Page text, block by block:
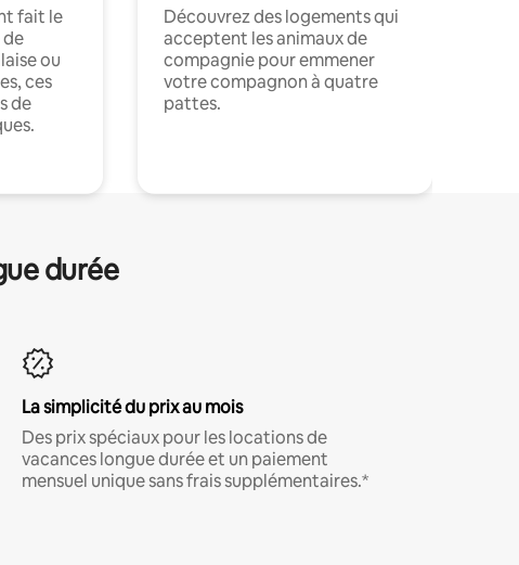
fait le
de
ou
ces
de
Découvrez des logements qui
acceptent les animaux de
compagnie pour emmener
votre compagnon à quatre
pattes.
durée
La simplicité du prix au mois
Des prix spéciaux pour les locations de
vacances longue durée et un paiement
mensuel unique sans frais supplémentaires.*